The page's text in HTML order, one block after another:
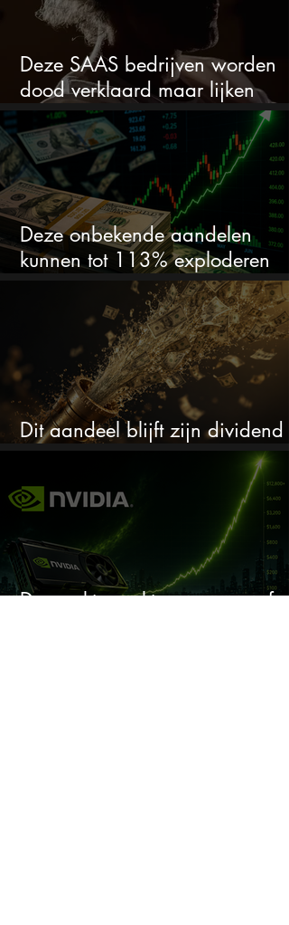
Deze SAAS bedrijven worden
dood verklaard maar lijken
springlevend
Deze onbekende aandelen
kunnen tot 113% exploderen
(één springt eruit)
Dit aandeel blijft zijn dividend
verhogen, wat er ook gebeurt
De markt maakt een enorme fout